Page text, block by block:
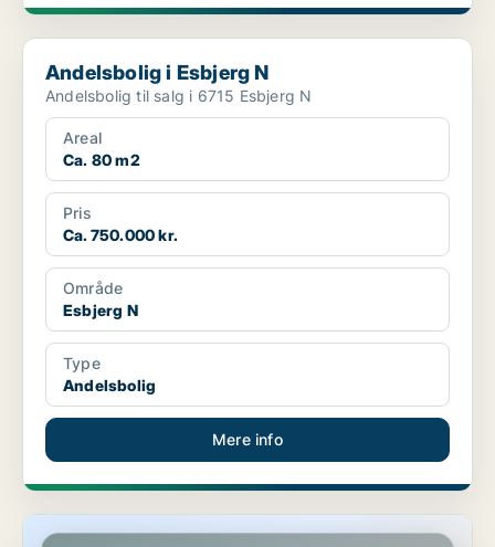
Andelsbolig i Esbjerg N
Andelsbolig i Esbjerg N
Andelsbolig til salg i 6715 Esbjerg N
Areal
Ca. 80 m2
Pris
Ca. 750.000 kr.
Område
Esbjerg N
Type
Andelsbolig
Mere info
Andelsbolig i Esbjerg Ø